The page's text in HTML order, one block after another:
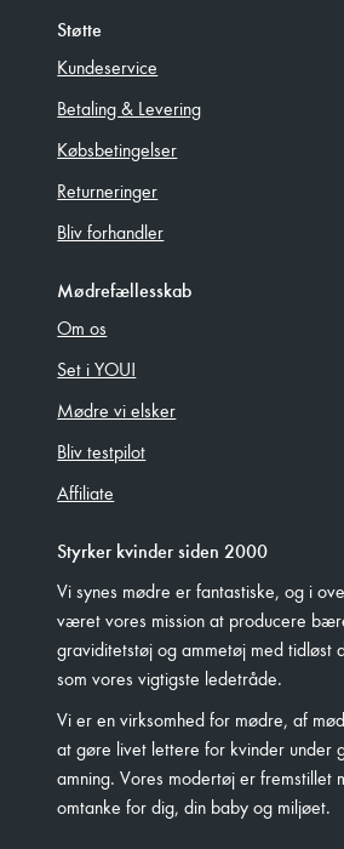
Støtte
Kundeservice
Betaling & Levering
Købsbetingelser
Returneringer
Bliv forhandler
Mødrefællesskab
Om os
Set i YOU!
Mødre vi elsker
Bliv testpilot
Affiliate
Styrker kvinder siden 2000
Vi synes mødre er fantastiske, og i
været vores mission at producere
graviditetstøj og ammetøj med tidløst
som vores vigtigste ledetråde.
Vi er en virksomhed for mødre, af
at gøre livet lettere for kvinder under
amning. Vores modertøj er fremstillet
omtanke for dig, din baby og miljøet.